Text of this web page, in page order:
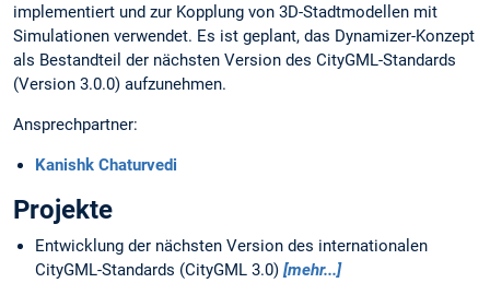
implementiert und zur Kopplung von 3D-Stadtmodellen mit
Simulationen verwendet. Es ist geplant, das Dynamizer-Konzept
als Bestandteil der nächsten Version des CityGML-Standards
(Version 3.0.0) aufzunehmen.
Ansprechpartner:
Kanishk Chaturvedi
Projekte
Entwicklung der nächsten Version des internationalen
CityGML-Standards (CityGML 3.0) [mehr...]